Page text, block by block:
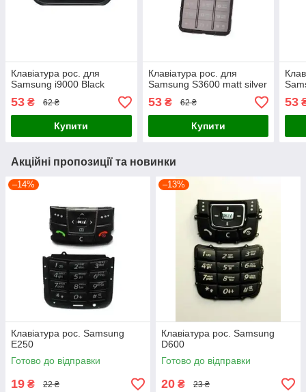
Клавіатура рос. для
Samsung i9000 Black
53 ₴ 62 ₴
Купити
Клавіатура рос. для
Samsung S3600 matt silver
53₴ 62 ₴
Купити
53
Акційні пропозиції та новинки
–14%
Клавіатура рос. Samsung
E250
Готово до відправки
19 ₴ 22 ₴
–13%
Клавіатура рос. Samsung
D600
Готово до відправки
20 ₴ 23 ₴